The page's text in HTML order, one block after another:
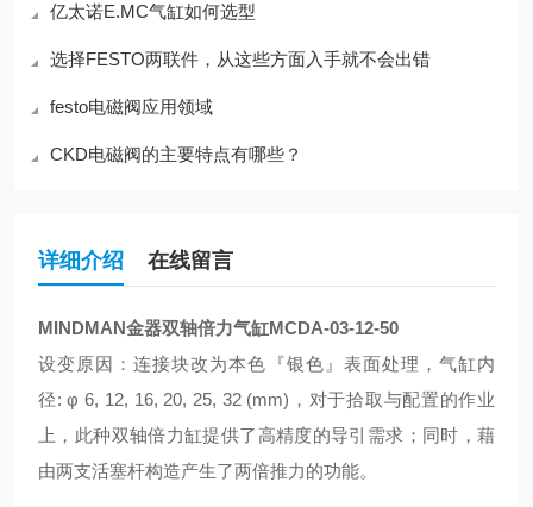
亿太诺E.MC气缸如何选型
选择FESTO两联件，从这些方面入手就不会出错
festo电磁阀应用领域
CKD电磁阀的主要特点有哪些？
详细介绍 在线留言
MINDMAN金器双轴倍力气缸MCDA-03-12-50
设变原因：连接块改为本色『银色』表面处理， 气缸内
径: φ 6, 12, 16, 20, 25, 32 (mm)，对于拾取与配置的作业
上，此种双轴倍力缸提供了高精度的导引需求；同时，藉
由两支活塞杆构造产生了两倍推力的功能。